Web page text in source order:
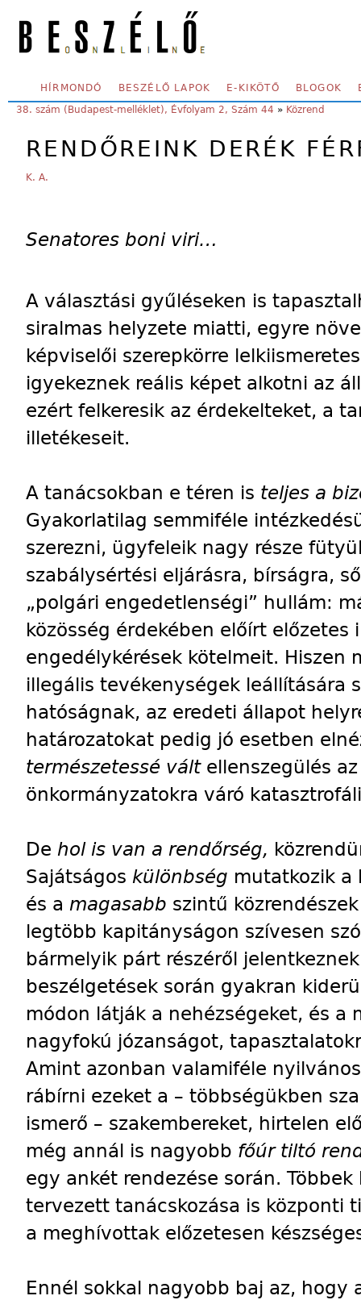
SECONDARY MENU
HÍRMONDÓ BESZÉLŐ LAPOK E-KIKÖTŐ BLOGOK
YOU ARE HERE:
38. szám (Budapest-melléklet), Évfolyam 2, Szám 44 » Közrend
RENDŐREINK DERÉK
K. A.
Senatores boni viri…
A választási gyűléseken is
siralmas helyzete miatti, egyre
képviselői szerepkörre
igyekeznek reális képet alkotni az
ezért felkeresik az érdekelteket, a
illetékeseit.
A tanácsokban e téren is teljes a
Gyakorlatilag semmiféle
szerezni, ügyfeleik nagy része
szabálysértési eljárásra, bírságra,
„polgári engedetlenségi” hullám:
közösség érdekében előírt előzetes
engedélykérések kötelmeit. Hiszen
illegális tevékenységek leállítására
hatóságnak, az eredeti állapot
határozatokat pedig jó esetben
természetessé vált ellenszegülés
önkormányzatokra váró
De hol is van a rendőrség,
Sajátságos különbség mutatkozik a
és a magasabb szintű
legtöbb kapitányságon szívesen
bármelyik párt részéről
beszélgetések során gyakran
módon látják a nehézségeket, és a
nagyfokú józanságot,
Amint azonban valamiféle
rábírni ezeket a – többségükben
ismerő – szakembereket, hirtelen
még annál is nagyobb főúr tiltó
egy ankét rendezése során.
tervezett tanácskozása is központi
a meghívottak előzetesen
Ennél sokkal nagyobb baj az, hogy